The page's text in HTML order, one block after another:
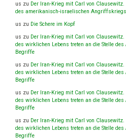
us zu Der Iran-Krieg mit Carl von
des amerikanisch-israelischen Angriffskriegs
us zu Die Schere im Kopf
us zu Der Iran-Krieg mit Carl von
des wirklichen Lebens treten an die Stelle
Begriffe
us zu Der Iran-Krieg mit Carl von
des wirklichen Lebens treten an die Stelle
Begriffe
us zu Der Iran-Krieg mit Carl von
des wirklichen Lebens treten an die Stelle
Begriffe
us zu Der Iran-Krieg mit Carl von
des wirklichen Lebens treten an die Stelle
Begriffe